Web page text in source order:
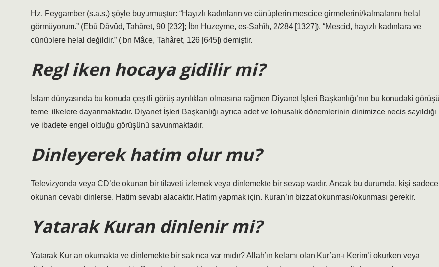
Hz. Peygamber (s.a.s.) şöyle buyurmuştur: “Hayızlı kadınların ve cünüplerin mescide girmelerini/kalmalarını helal
görmüyorum.” (Ebû Dâvûd, Tahâret, 90 [232]; İbn Huzeyme, es-Sahîh, 2/284 [1327]), “Mescid, hayızlı kadınlara ve
cünüplere helal değildir.” (İbn Mâce, Tahâret, 126 [645]) demiştir.
Regl iken hocaya gidilir mi?
İslam dünyasında bu konuda çeşitli görüş ayrılıkları olmasına rağmen Diyanet İşleri Başkanlığı’nın bu konudaki görüşü
temel ilkelere dayanmaktadır. Diyanet İşleri Başkanlığı ayrıca adet ve lohusalık dönemlerinin dinimizce necis sayıldığı
ve ibadete engel olduğu görüşünü savunmaktadır.
Dinleyerek hatim olur mu?
Televizyonda veya CD’de okunan bir tilaveti izlemek veya dinlemekte bir sevap vardır. Ancak bu durumda, kişi sadece
okunan cevabı dinlerse, Hatim sevabı alacaktır. Hatim yapmak için, Kuran’ın bizzat okunması/okunması gerekir.
Yatarak Kuran dinlenir mi?
Yatarak Kur’an okumakta ve dinlemekte bir sakınca var mıdır? Allah’ın kelamı olan Kur’an-ı Kerim’i okurken veya